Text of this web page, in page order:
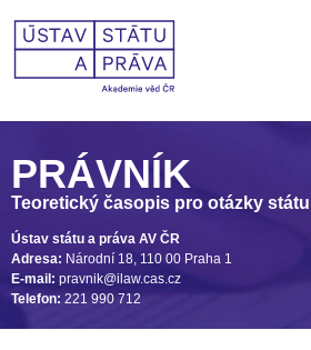
PRÁVNÍK
Teoretický časopis pro otázky
Ústav státu a práva AV ČR
Adresa: Národní 18, 110 00 Praha 1
E-mail: pravnik@ilaw.cas.cz
Telefon: 221 990 712